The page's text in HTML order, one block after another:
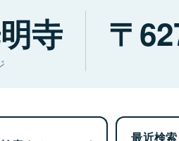
寺
最近検